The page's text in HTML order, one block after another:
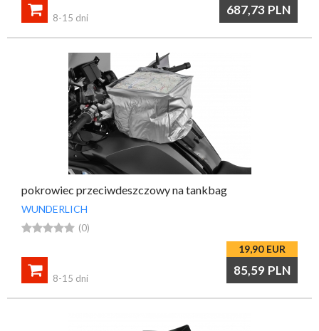
687,73 PLN

8-15 dni
pokrowiec przeciwdeszczowy na tankbag
WUNDERLICH
 (0)
19,90 EUR
85,59 PLN

8-15 dni